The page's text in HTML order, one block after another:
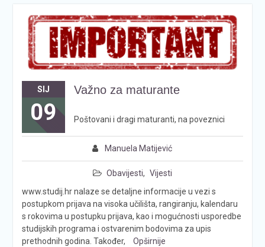
SIJ
09
Važno za maturante
Manuela Matijević
Obavijesti, Vijesti
Poštovani i dragi maturanti, na poveznici
www.studij.hr nalaze se detaljne informacije u vezi s
postupkom prijava na visoka učilišta, rangiranju, kalendaru
s rokovima u postupku prijava, kao i mogućnosti usporedbe
studijskih programa i ostvarenim bodovima za upis
prethodnih godina. Također,
Opširnije